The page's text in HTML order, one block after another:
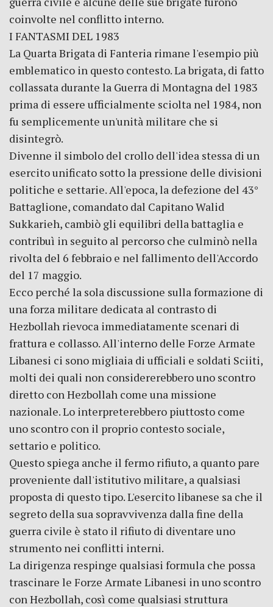
coinvolte nel conflitto interno.
I FANTASMI DEL 1983
La Quarta Brigata di Fanteria rimane l'esempio più
emblematico in questo contesto. La brigata, di fatto
collassata durante la Guerra di Montagna del 1983
prima di essere ufficialmente sciolta nel 1984, non
fu semplicemente un'unità militare che si
disintegrò.
Divenne il simbolo del crollo dell'idea stessa di un
esercito unificato sotto la pressione delle divisioni
politiche e settarie. All'epoca, la defezione del 43°
Battaglione, comandato dal Capitano Walid
Sukkarieh, cambiò gli equilibri della battaglia e
contribuì in seguito al percorso che culminò nella
rivolta del 6 febbraio e nel fallimento dell'Accordo
del 17 maggio.
Ecco perché la sola discussione sulla formazione di
una forza militare dedicata al contrasto di
Hezbollah rievoca immediatamente scenari di
frattura e collasso. All'interno delle Forze Armate
Libanesi ci sono migliaia di ufficiali e soldati Sciiti,
molti dei quali non considererebbero uno scontro
diretto con Hezbollah come una missione
nazionale. Lo interpreterebbero piuttosto come
uno scontro con il proprio contesto sociale,
settario e politico.
Questo spiega anche il fermo rifiuto, a quanto pare
proveniente dall'istitutivo militare, a qualsiasi
proposta di questo tipo. L'esercito libanese sa che il
segreto della sua sopravvivenza dalla fine della
guerra civile è stato il rifiuto di diventare uno
strumento nei conflitti interni.
La dirigenza respinge qualsiasi formula che possa
trascinare le Forze Armate Libanesi in uno scontro
con Hezbollah, così come qualsiasi struttura